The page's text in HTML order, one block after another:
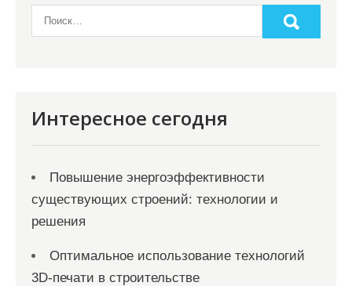
Интересное сегодня
Повышение энергоэффективности
существующих строений: технологии и
решения
Оптимальное использование технологий
3D-печати в строительстве